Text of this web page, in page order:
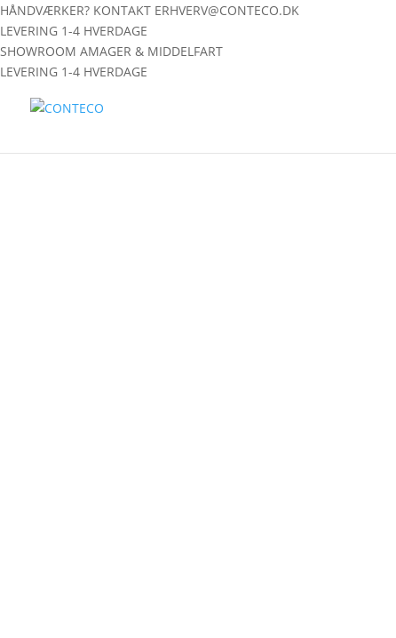
HÅNDVÆRKER? KONTAKT ERHVERV@CONTECO.DK
LEVERING 1-4 HVERDAGE
SHOWROOM AMAGER & MIDDELFART
LEVERING 1-4 HVERDAGE